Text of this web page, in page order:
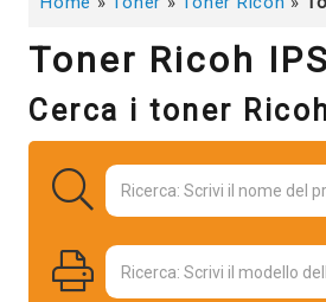
Toner Ricoh
Cerca i toner